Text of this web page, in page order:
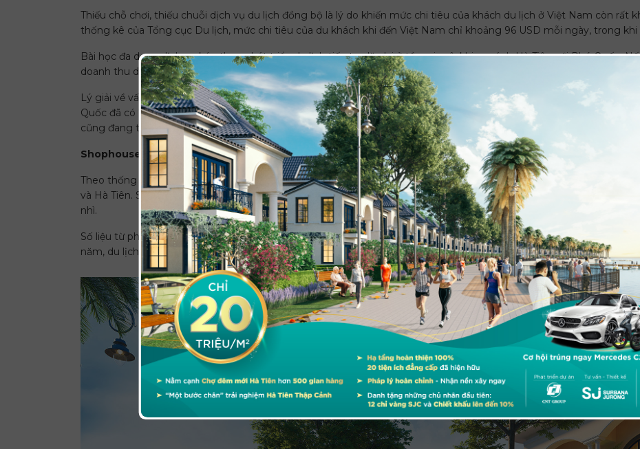
Thiếu chỗ chơi, thiếu chuỗi dịch vụ du lịch đồng bộ là lý do khiến mức chi tiêu của khách du lịch ở Việt Nam còn rất
thống kê của Tổng cục Du lịch, mức chi tiêu của du khách khi đến Việt Nam chỉ khoảng 96 USD mỗi ngày, trong khi
Bài học đa dạng dịch vụ kéo theo phát triển du lịch tiếp tục lặp lại ở tầm vi mô, khi so sánh Hà Tiên với Phú Quốc.
doanh thu du lịch đạt gần 3,300 tỷ ethì năm 2018, Hà Tiên đón ngang ngửa với 2,6 triệu lượt nhưng doanh thu chỉ
Lý giải về vấn đề này, Ông Mai Đức Toàn, giám đốc công ty C&T cho biết, đến Phú Quốc du khách có nhiều trải
Quốc đã có 710 cơ sở với hơn 20,000 phòng, 35% trong đó là phòng cao cấp. Trong khi Hà Tiên chỉ có 174 cơ sở lưu
cũng đang thiếu đi không gian mua sắm liên hoàn với chuỗi dịch vu cao cấp đặc trưng của một thành phố du lịch.
Shophouse La Rina: Đón đầu xu thế phát triển du lịch Hà Tiên
Theo thống kê của sở VHDL Kiên Giang, từ đầu năm 2019 đến nay, tỉnh Kiên Giang ước đón 1,3 triệu lượt khách
và Hà Tiên. Số liệu này tiếp tục đưa Kiên Giang giữ ngôi đầu bảng về chỉ số thu hút du lịch tại ĐB.SCL, trong đó Phú
nhì.
Số liệu từ phòng Văn hóa Hà Tiên cho biết, năm 2018, du khách đến Hà Tiên hơn 2,6 triệu lượt, tăng 60 lần so với
năm, du lịch Hà Tiên tăng trưởng 30%. Dự kiến đến năm 2020, mỗi năm thành phố sẽ đón trên 3 triệu lượt du khách.